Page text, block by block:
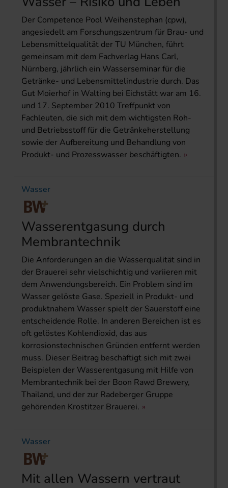
Der Competence Pool Weihenstephan (cpw),
angesiedelt am Forschungszentrum für Brau- und
Lebensmittelqualität der TU München, führt
gemeinsam mit dem Fachverlag Hans Carl,
Nürnberg, jährlich ein Wasserseminar für die
Getränke- und Lebensmittelindustrie durch. Das
Gut Moierhof in Walting bei Eichstätt war am 16.
und 17. September 2010 Treffpunkt von
Fachleuten, die sich mit dem wichtigsten Roh-
und Betriebsstoff für die Getränkeherstellung
sowie der Aufbereitung und Behandlung von
Produkt- und Prozesswasser beschäftigten.
Wasser
Wasserentgasung durch
Membrantechnik
Die Anforderungen an die Wasserqualität sind in
der Brauerei sehr vielschichtig und variieren mit
dem Anwendungsbereich. Ein Problem sind im
Wasser gelöste Gase. Speziell in Produkt- und
produktnahem Wasser spielt der Sauerstoff eine
entscheidende Rolle. In anderen Bereichen ist es
oft gelöstes Kohlendioxid, das aus
korrosionstechnischen Gründen entfernt werden
muss. Dieser Beitrag beschäftigt sich mit zwei
Beispielen der Wasserentgasung mit Hilfe von
Membrantechnik bei der Boon Rawd Brewery,
Thailand, und der zur Radeberger Gruppe
gehörenden Krostitzer Brauerei.
Wasser
Mit allen Wassern vertraut